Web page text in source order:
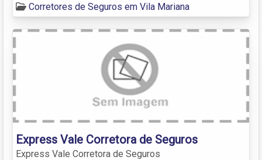
Corretores de Seguros em Vila Mariana
Express Vale Corretora de Seguros
Express Vale Corretora de Seguros